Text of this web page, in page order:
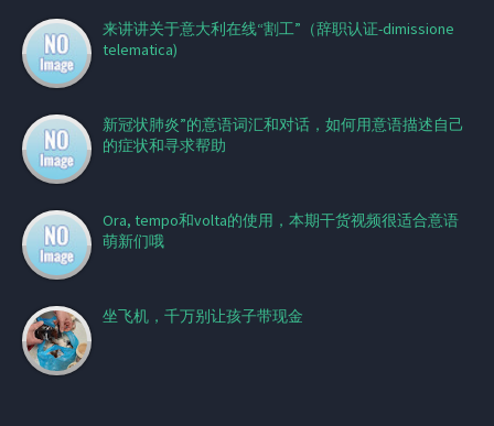
来讲讲关于意大利在线“割工”（辞职认证-dimissione
telematica)
新冠状肺炎”的意语词汇和对话，如何用意语描述自己
的症状和寻求帮助
Ora, tempo和volta的使用，本期干货视频很适合意语
萌新们哦
坐飞机，千万别让孩子带现金